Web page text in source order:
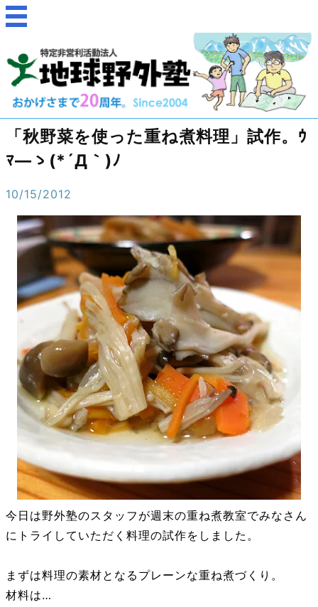
「秋野菜を使った重ね煮料理」試作。ｳ
ﾏ―ゝ(*´Д｀)ﾉ
10/15/2012
今日は野外塾のスタッフが週末の重ね煮教室でみなさん
にトライしていただく料理の試作をしました。
まずは料理の素材となるプレーンな重ね煮づくり。
材料は…